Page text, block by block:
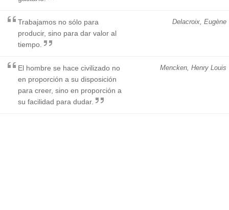
Delacroix, Eugène
Trabajamos no sólo para
producir, sino para dar valor al
tiempo.
Mencken, Henry Louis
El hombre se hace civilizado no
en proporción a su disposición
para creer, sino en proporción a
su facilidad para dudar.